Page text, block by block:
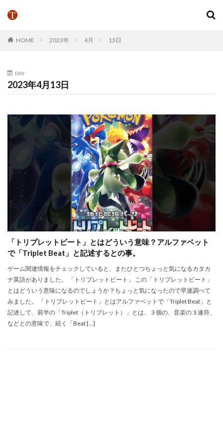
HOME 2023年 4月 13日
DAY
2023年4月13日
「トリプレットビート」とはどういう意味？アルファベット
で「Triplet Beat」と記述するとの事。
ゲーム関連情報をチェックしていると、またひとつちょっと気になるカタカ
ナ英語がありました。 「トリプレットビート」 この「トリプレットビート」
とはどういう意味になるのでしょうか？ちょっと気になったので早速調べて
みました。 「トリプレットビート」とはアルファベットで「Triplet Beat」と
記述して、前半の「Triplet（トリプレット）」とは、３個の、音楽の３連符、
などとの意味で、続く「Beat […]